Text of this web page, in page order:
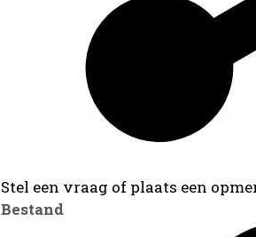
Stel een vraag of plaats een
Bestand